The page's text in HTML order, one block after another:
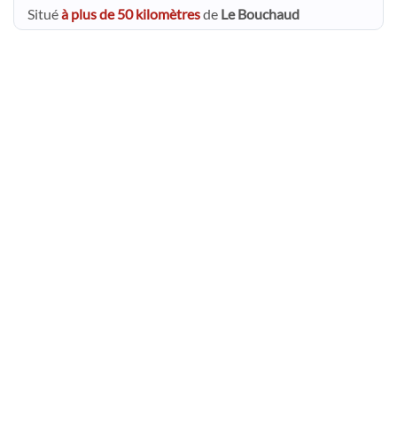
Situéà plus de 50 kilomètresde Le Bouchaud